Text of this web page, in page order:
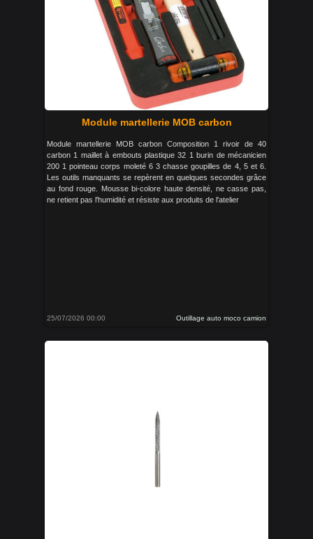
Module martellerie MOB carbon
Module martellerie MOB carbon Composition 1 rivoir de 40
carbon 1 maillet à embouts plastique 32 1 burin de mécanicien
200 1 pointeau corps moleté 6 3 chasse goupilles de 4, 5 et 6.
Les outils manquants se repèrent en quelques secondes grâce
au fond rouge. Mousse bi-colore haute densité, ne casse pas,
ne retient pas l'humidité et résiste aux produits de l'atelier
25/07/2026 00:00 Outillage auto moco camion